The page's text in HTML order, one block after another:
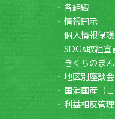
各組織
情報開示
個人情報保
SDGs取組宣
きくちのま
地区別座談
国消国産（
利益相反管